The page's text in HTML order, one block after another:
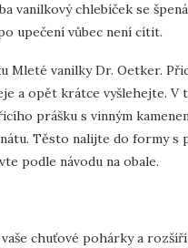
vanilkový chlebíček se
upečení vůbec není cítit.
Mleté vanilky Dr. Oetker.
a opět krátce vyšlehejte.
prášku s vinným
Těsto nalijte do formy s
podle návodu na obale.
chuťové pohárky a